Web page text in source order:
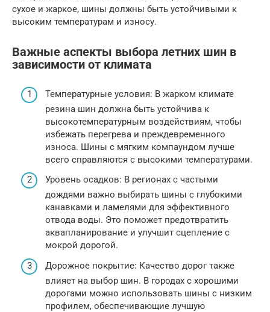
сухое и жаркое, шины должны быть устойчивыми к
высоким температурам и износу.
Важные аспекты выбора летних шин в
зависимости от климата
Температурные условия: В жарком климате
резина шин должна быть устойчива к
высокотемпературным воздействиям, чтобы
избежать перегрева и преждевременного
износа. Шины с мягким компаундом лучше
всего справляются с высокими температурами.
Уровень осадков: В регионах с частыми
дождями важно выбирать шины с глубокими
канавками и ламелями для эффективного
отвода воды. Это поможет предотвратить
аквапланирование и улучшит сцепление с
мокрой дорогой.
Дорожное покрытие: Качество дорог также
влияет на выбор шин. В городах с хорошими
дорогами можно использовать шины с низким
профилем, обеспечивающие лучшую